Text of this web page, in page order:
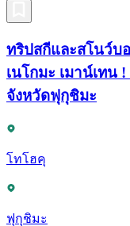
ทริปสกีและสโนว์บ
เนโกมะ เมาน์เท
จังหวัดฟุกุชิมะ
โทโฮคุ
ฟุกุชิมะ